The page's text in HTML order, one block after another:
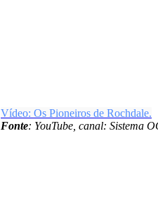
Vídeo: Os Pioneiros de Rochdale.
Fonte: YouTube, canal: Sistema